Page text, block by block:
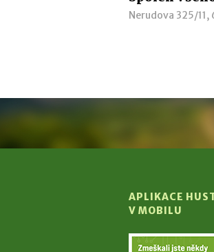
Nerudova 325/11,
APLIKACE
V MOBILU